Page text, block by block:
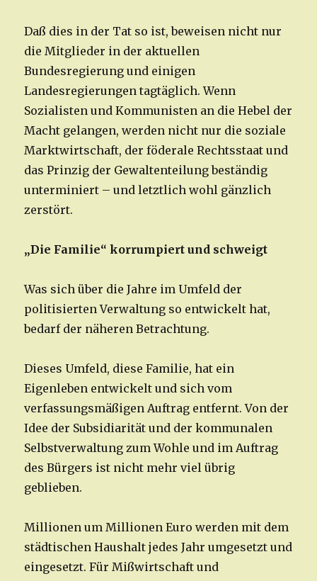
Daß dies in der Tat so ist, beweisen nicht nur
die Mitglieder in der aktuellen
Bundesregierung und einigen
Landesregierungen tagtäglich. Wenn
Sozialisten und Kommunisten an die Hebel der
Macht gelangen, werden nicht nur die soziale
Marktwirtschaft, der föderale Rechtsstaat und
das Prinzig der Gewaltenteilung beständig
unterminiert – und letztlich wohl gänzlich
zerstört.
„Die Familie“ korrumpiert und schweigt
Was sich über die Jahre im Umfeld der
politisierten Verwaltung so entwickelt hat,
bedarf der näheren Betrachtung.
Dieses Umfeld, diese Familie, hat ein
Eigenleben entwickelt und sich vom
verfassungsmäßigen Auftrag entfernt. Von der
Idee der Subsidiarität und der kommunalen
Selbstverwaltung zum Wohle und im Auftrag
des Bürgers ist nicht mehr viel übrig
geblieben.
Millionen um Millionen Euro werden mit dem
städtischen Haushalt jedes Jahr umgesetzt und
eingesetzt. Für Mißwirtschaft und